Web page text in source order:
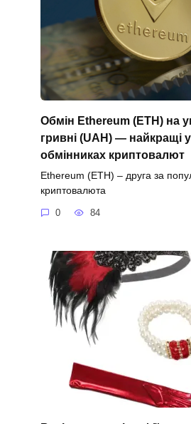
Обмін Ethereum (ETH) на
гривні (UAH) — найкращі
обмінниках криптовалют
Ethereum (ETH) – друга за
криптовалюта
0 84